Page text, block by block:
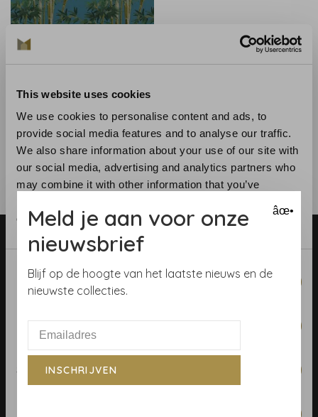
This website uses cookies
We use cookies to personalise content and ads, to
provide social media features and to analyse our traffic.
We also share information about your use of our site with
our social media, advertising and analytics partners who
may combine it with other information that you’ve
of their services.
Consent
Selection
Necessary
Statistics
House of Hackney
€295,00
Telefoon:+31 (0)23 531 90 08
E-mail:info@demooistemuren.nl
Adres:Zijlstraat 83, Haarlem
âœ•
Meld je aan voor onze
nieuwsbrief
Blijf op de hoogte van het laatste nieuws en de
nieuwste collecties.
INSCHRIJVEN